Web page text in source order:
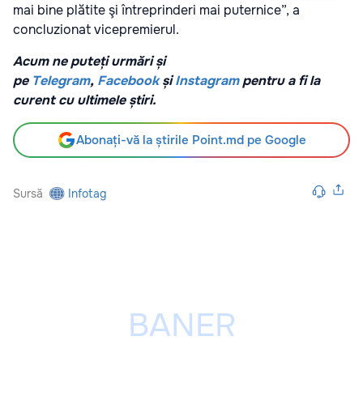
mai bine plătite şi întreprinderi mai puternice”, a
concluzionat vicepremierul.
Acum ne puteți urmări și
pe Telegram, Facebook șiInstagrampentru a fi la
curent cu ultimele știri.
Abonați-vă la știrile Point.md pe Google
Sursă Infotag